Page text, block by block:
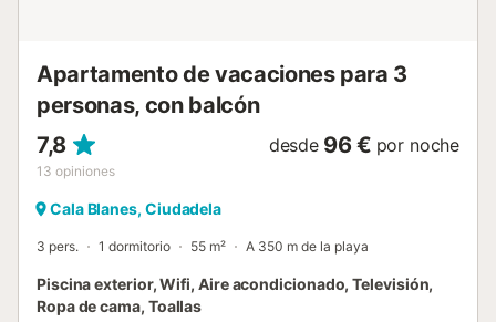
Apartamento de vacaciones para 3
personas, con balcón
7,8
13 opiniones
desde 96 € por noche
Cala Blanes, Ciudadela
3 pers. 1 dormitorio 55 m² A 350 m de la playa
Piscina exterior, Wifi, Aire acondicionado, Televisión,
Ropa de cama, Toallas